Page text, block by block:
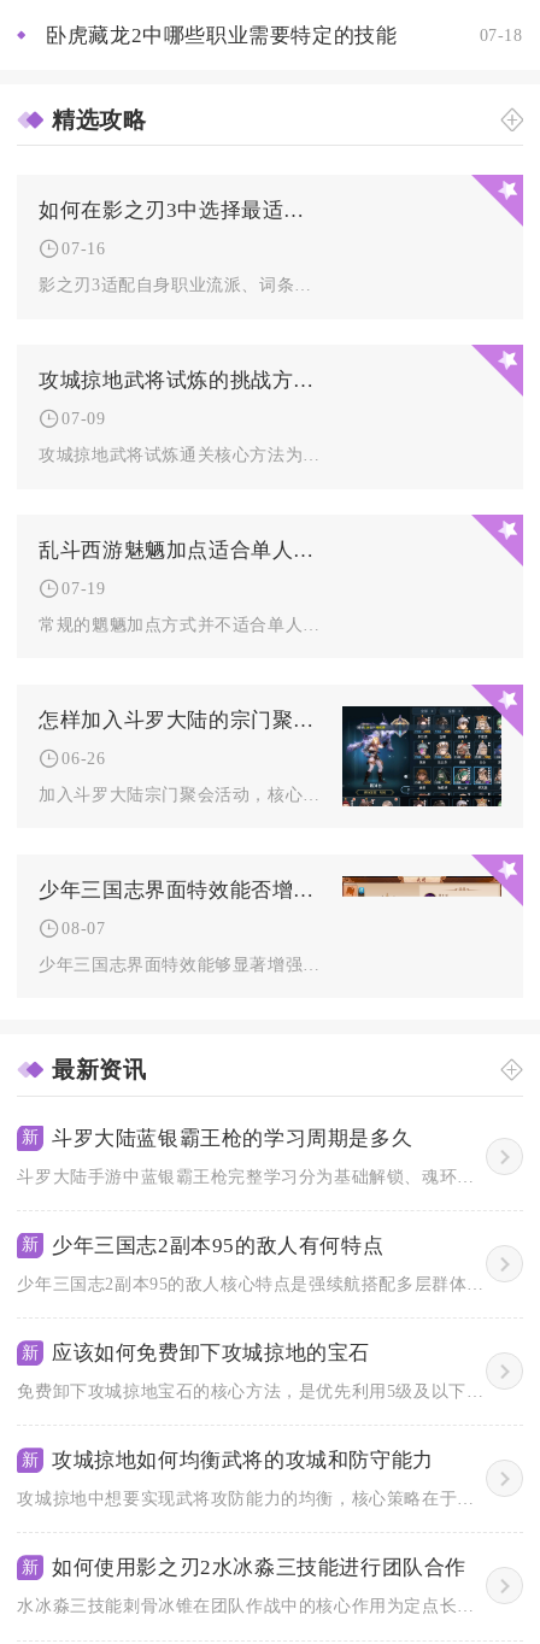
卧虎藏龙2中哪些职业需要特定的技能 07-18
精选攻略
如何在影之刃3中选择最适合的武器
07-16
影之刃3适配自身职业流派、词条属性、副本场景、套装羁绊的心法...
攻城掠地武将试炼的挑战方法是什么
07-09
攻城掠地武将试炼通关核心方法为战前硬件定向搭配、分层克制阵容...
乱斗西游魅魉加点适合单人战斗吗
07-19
怎样加入斗罗大陆的宗门聚会活动
06-26
少年三国志界面特效能否增强游戏的氛围感
08-07
最新资讯
新 斗罗大陆蓝银霸王枪的学习周期是多久
新 少年三国志2副本95的敌人有何特点
新 应该如何免费卸下攻城掠地的宝石
新 攻城掠地如何均衡武将的攻城和防守能力
新 如何使用影之刃2水冰淼三技能进行团队合作
水冰淼三技能刺骨冰锥在团队作战中的核心作用为定点长时间冻结限...